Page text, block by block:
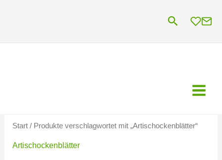
Suchen
Start/ Produkte verschlagwortet mit „Artischockenblätter“
Artischockenblätter